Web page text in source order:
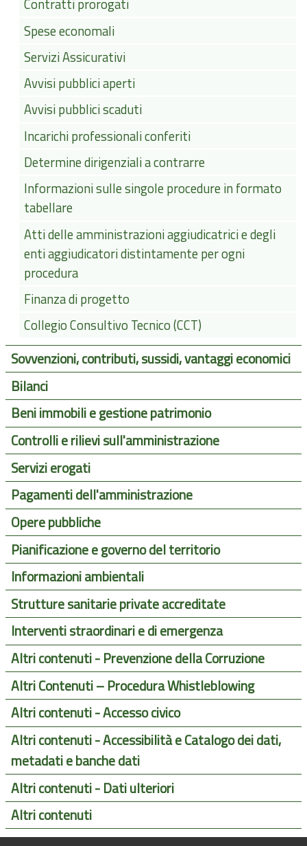
Contratti prorogati
Spese economali
Servizi Assicurativi
Avvisi pubblici aperti
Avvisi pubblici scaduti
Incarichi professionali conferiti
Determine dirigenziali a contrarre
Informazioni sulle singole procedure in formato
tabellare
Atti delle amministrazioni aggiudicatrici e degli
enti aggiudicatori distintamente per ogni
procedura
Finanza di progetto
Collegio Consultivo Tecnico (CCT)
Sovvenzioni, contributi, sussidi, vantaggi economici
Bilanci
Beni immobili e gestione patrimonio
Controlli e rilievi sull'amministrazione
Servizi erogati
Pagamenti dell'amministrazione
Opere pubbliche
Pianificazione e governo del territorio
Informazioni ambientali
Strutture sanitarie private accreditate
Interventi straordinari e di emergenza
Altri contenuti - Prevenzione della Corruzione
Altri Contenuti – Procedura Whistleblowing
Altri contenuti - Accesso civico
Altri contenuti - Accessibilità e Catalogo dei dati,
metadati e banche dati
Altri contenuti - Dati ulteriori
Altri contenuti